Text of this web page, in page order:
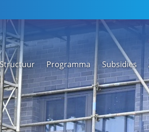
Structuur Programma Subsidies
Nieuwsarchief